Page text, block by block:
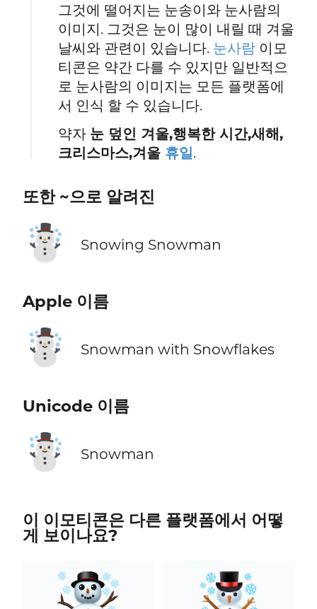
그것에 떨어지는 눈송이와 눈사람의
이미지. 그것은 눈이 많이 내릴 때 겨울
날씨와 관련이 있습니다. 눈사람 이모
티콘은 약간 다를 수 있지만 일반적으
로 눈사람의 이미지는 모든 플랫폼에
서 인식 할 수 있습니다.
약자 눈 덮인 겨울,행복한 시간,새해,
크리스마스,겨울 휴일.
또한 ~으로 알려진
☃️ Snowing Snowman
Apple 이름
☃️ Snowman with Snowflakes
Unicode 이름
☃️ Snowman
이 이모티콘은 다른 플랫폼에서 어떻
게 보이나요?